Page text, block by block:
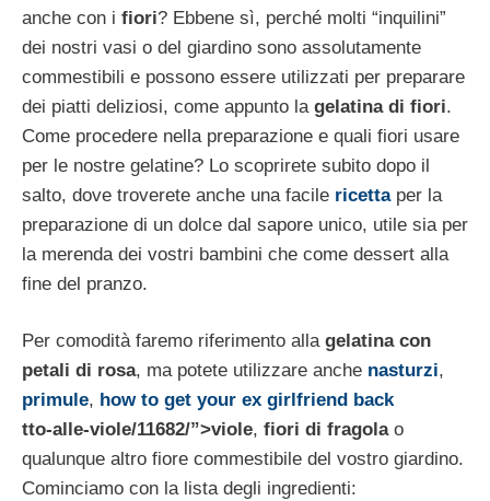
anche con i fiori? Ebbene sì, perché molti “inquilini”
dei nostri vasi o del giardino sono assolutamente
commestibili e possono essere utilizzati per preparare
dei piatti deliziosi, come appunto la gelatina di fiori.
Come procedere nella preparazione e quali fiori usare
per le nostre gelatine? Lo scoprirete subito dopo il
salto, dove troverete anche una facile ricetta per la
preparazione di un dolce dal sapore unico, utile sia per
la merenda dei vostri bambini che come dessert alla
fine del pranzo.
Per comodità faremo riferimento alla gelatina con
petali di rosa, ma potete utilizzare anche nasturzi,
primule, how to get your ex girlfriend back
tto-alle-viole/11682/”>viole, fiori di fragolao
qualunque altro fiore commestibile del vostro giardino.
Cominciamo con la lista degli ingredienti: